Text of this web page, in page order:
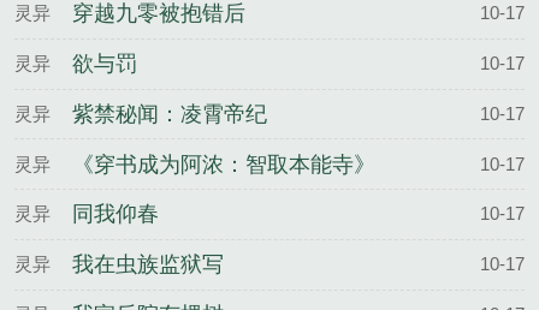
灵异 穿越九零被抱错后 10-17
灵异 欲与罚 10-17
灵异 紫禁秘闻：凌霄帝纪 10-17
灵异 《穿书成为阿浓：智取本能寺》 10-17
灵异 同我仰春 10-17
灵异 我在虫族监狱写 10-17